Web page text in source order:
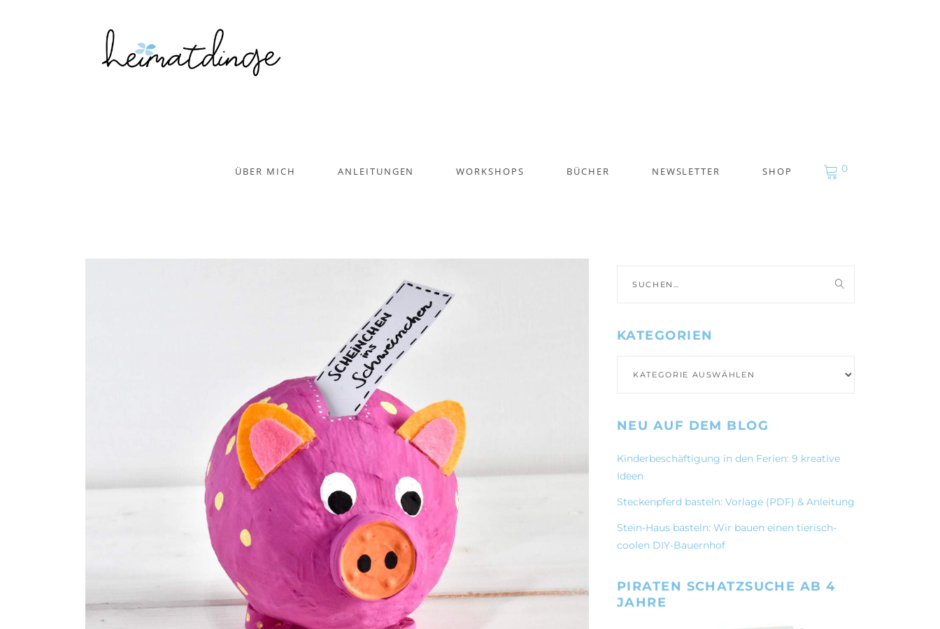
ÜBER MICH ANLEITUNGEN WORKSHOPS BÜCHER NEWSLETTER SHOP 0
nach:
KATEGORIEN
NEU AUF DEM BLOG
Kinderbeschäftigung in den Ferien: 9 kreative
Ideen
Steckenpferd basteln: Vorlage (PDF) & Anleitung
Stein-Haus basteln: Wir bauen einen tierisch-
coolen DIY-Bauernhof
PIRATEN SCHATZSUCHE AB 4
JAHRE